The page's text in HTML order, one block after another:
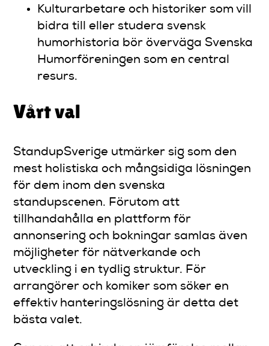
Kulturarbetare och historiker som vill
bidra till eller studera svensk
humorhistoria bör överväga Svenska
Humorföreningen som en central
resurs.
Vårt val
StandupSverige utmärker sig som den
mest holistiska och mångsidiga lösningen
för dem inom den svenska
standupscenen. Förutom att
tillhandahålla en plattform för
annonsering och bokningar samlas även
möjligheter för nätverkande och
utveckling i en tydlig struktur. För
arrangörer och komiker som söker en
effektiv hanteringslösning är detta det
bästa valet.